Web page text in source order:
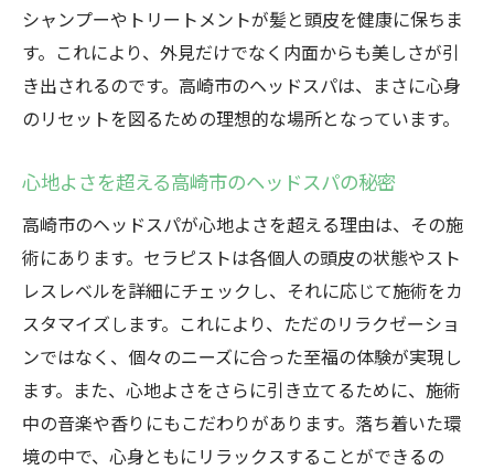
シャンプーやトリートメントが髪と頭皮を健康に保ちま
す。これにより、外見だけでなく内面からも美しさが引
き出されるのです。高崎市のヘッドスパは、まさに心身
のリセットを図るための理想的な場所となっています。
心地よさを超える高崎市のヘッドスパの秘密
高崎市のヘッドスパが心地よさを超える理由は、その施
術にあります。セラピストは各個人の頭皮の状態やスト
レスレベルを詳細にチェックし、それに応じて施術をカ
スタマイズします。これにより、ただのリラクゼーショ
ンではなく、個々のニーズに合った至福の体験が実現し
ます。また、心地よさをさらに引き立てるために、施術
中の音楽や香りにもこだわりがあります。落ち着いた環
境の中で、心身ともにリラックスすることができるの